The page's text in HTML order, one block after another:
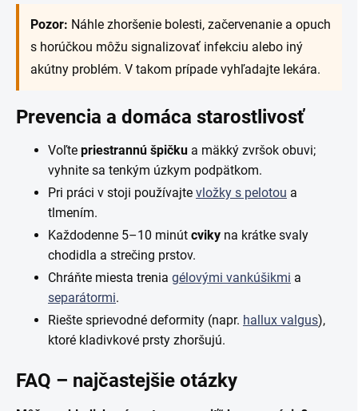
Pozor: Náhle zhoršenie bolesti, začervenanie a opuch
s horúčkou môžu signalizovať infekciu alebo iný
akútny problém. V takom prípade vyhľadajte lekára.
Prevencia a domáca starostlivosť
Voľte priestrannú špičku a mäkký zvršok obuvi;
vyhnite sa tenkým úzkym podpätkom.
Pri práci v stoji používajte vložky s pelotou a
tlmením.
Každodenne 5–10 minút cviky na krátke svaly
chodidla a strečing prstov.
Chráňte miesta trenia gélovými vankúšikmi a
separátormi.
Riešte sprievodné deformity (napr. hallux valgus),
ktoré kladivkové prsty zhoršujú.
FAQ – najčastejšie otázky